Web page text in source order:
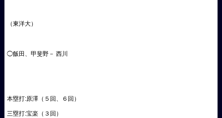
（東洋大）
◯飯田、甲斐野－ 西川
本塁打:原澤（５回、６回）
三塁打:宝楽（３回）